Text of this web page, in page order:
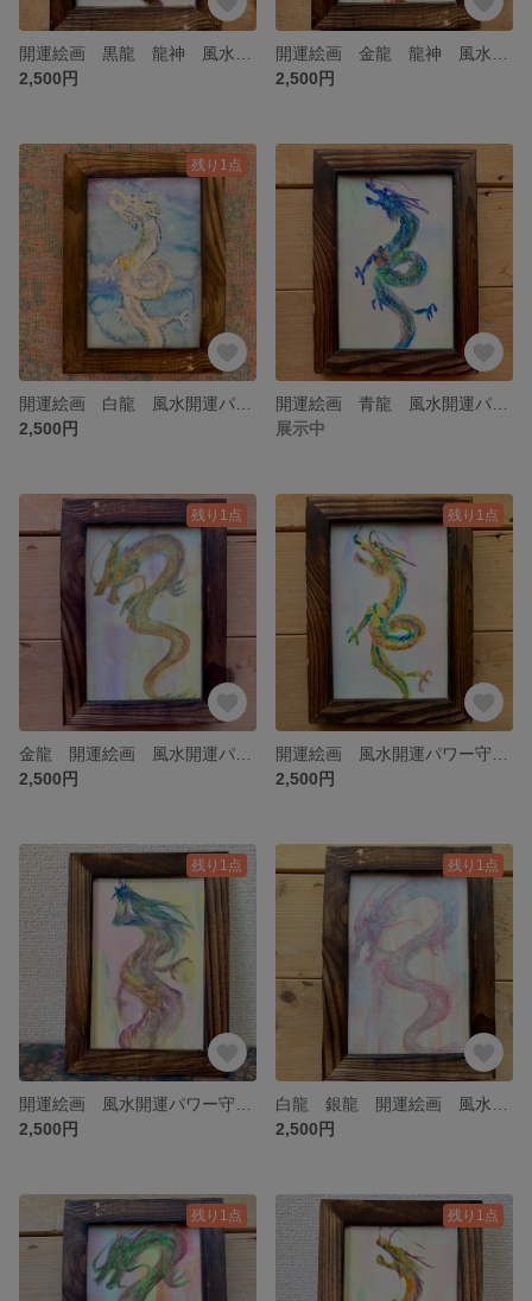
2,500円
2,500円
残り1点
2,500円
展示中
残り1点
2,500円
残り1点
2,500円
残り1点
2,500円
残り1点
2,500円
残り1点 残り1点